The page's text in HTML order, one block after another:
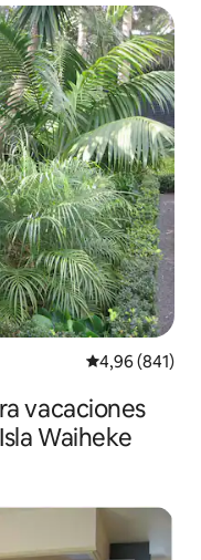
Calificación
4,96 (841)
vacaciones
Waiheke